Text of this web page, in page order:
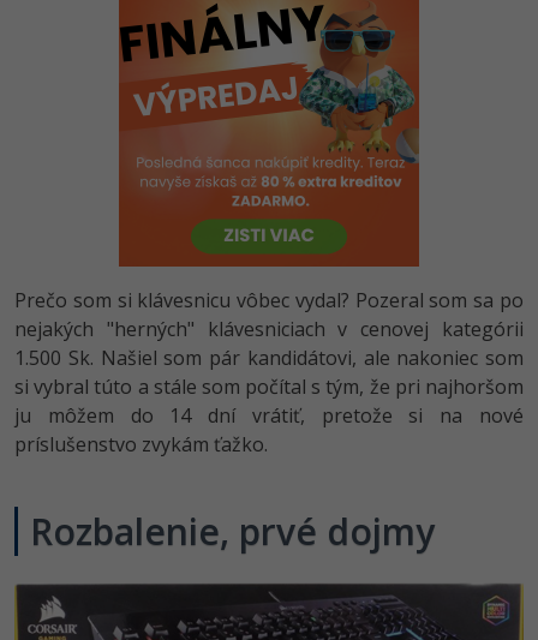
C# .NET -80%
Python -80%
JavaScript -80%
C++
Swift -80%
Kotlin -80%
Céčko -80%
VB.NET
UML -80%
Testovanie softvéru
Marketing -30%
WordPress
SEO -30%
Business
Copywriting -30%
MS Office -80%
Google Dokumenty
Time management
Linux a UNIX
Kurzy dizajnu
HTML/CSS -80%
Photoshop -80%
Adobe Illustrator -80%
Adobe Lightroom -30%
Adobe XD -15%
Adobe InDesign -25%
Adobe After Effects
-80%
Inkscape
Fotografovanie
Prečo som si klávesnicu vôbec vydal? Pozeral som sa po
nejakých "herných" klávesniciach v cenovej kategórii
1.500 Sk. Našiel som pár kandidátovi, ale nakoniec som
si vybral túto a stále som počítal s tým, že pri najhoršom
ju môžem do 14 dní vrátiť, pretože si na nové
príslušenstvo zvykám ťažko.
Rozbalenie, prvé dojmy